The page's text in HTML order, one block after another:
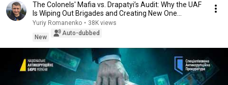
The Colonels' Mafia vs. Drapatyi’s Audit: Why the UAF
Is Wiping Out Brigades and Creating New One...
Yuriy Romanenko • 38K views
New
Auto-dubbed